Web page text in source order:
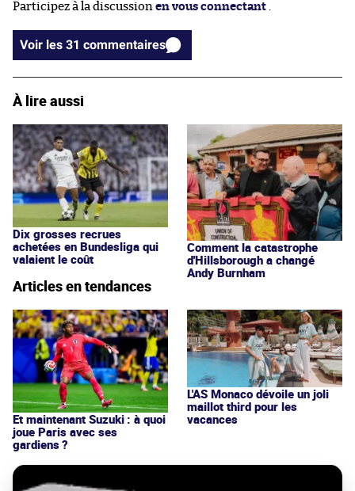
Participez à la discussion en vous connectant .
Voir les 31 commentaires
À lire aussi
Dix grosses recrues
achetées en Bundesliga qui
valaient le coût
Comment la catastrophe
d'Hillsborough a changé
Andy Burnham
Articles en tendances
Et maintenant Suzuki : à quoi
joue Paris avec ses
gardiens ?
L'AS Monaco dévoile un joli
maillot third pour les
vacances